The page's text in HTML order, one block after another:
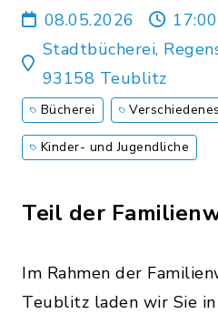
Köstler
08.05.2026
Stadtbücherei,
93158 Teublitz
Bücherei Verschiedenes
Kinder- und Jugendliche
Teil der
Im Rahmen der
Teublitz laden wir Sie in